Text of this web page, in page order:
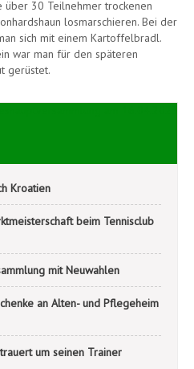
über 30 Teilnehmer trockenen
losmarschieren. Bei der
sich mit einem Kartoffelbradl.
war man für den späteren
gerüstet.
Kroatien
beim Tennisclub
mit Neuwahlen
an Alten- und Pflegeheim
um seinen Trainer